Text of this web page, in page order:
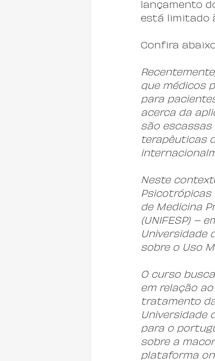
lançamento
está limitado
Confira
que médicos
para
acerca da
são escassas
terapêuticas
Neste
Psicotrópicas
de Medicina
(UNIFESP) –
Universidade
sobre o Uso
O curso
em relação
tratamento
Universidade
para o
sobre a
plataforma